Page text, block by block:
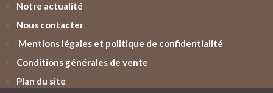
Notre actualité
Nous contacter
Mentions légales et politique de confidentialité
Conditions générales de vente
Plan du site